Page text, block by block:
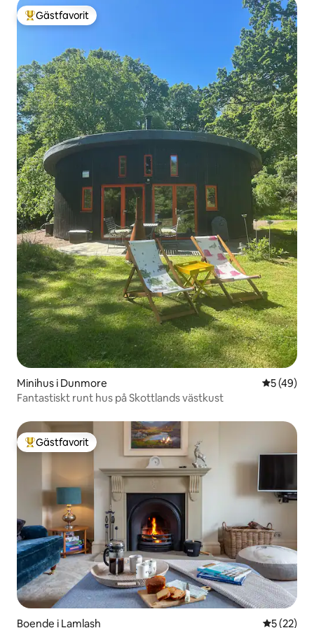
Populär gästfavorit
Gästfavorit
Minihus i Dunmore 5 av 5 i
5 (49)
Fantastiskt runt hus på Skottlands västkust
Populär gästfavorit
Gästfavorit
Boende i Lamlash 5 av 5 i
5 (22)